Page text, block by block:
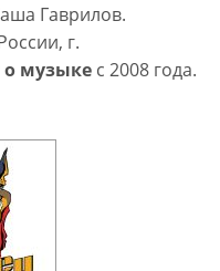
Гаврилов.
г.
о музыке c 2008 года.